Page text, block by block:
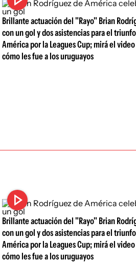
Brillante actuación del "Rayo" Brian
con un gol y dos asistencias para el
América por la Leagues Cup; mirá el
cómo les fue a los uruguayos
Brillante actuación del "Rayo" Brian
con un gol y dos asistencias para el
América por la Leagues Cup; mirá el
cómo les fue a los uruguayos